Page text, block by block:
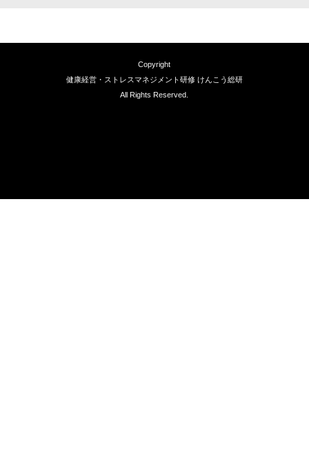
Copyright
健康経営・ストレスマネジメント研修 けんこう総研
All Rights Reserved.